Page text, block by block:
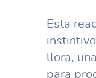
Esta
llora,
para